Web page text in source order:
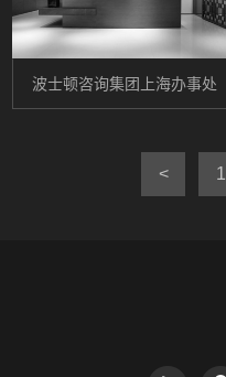
波士顿咨询集团上海办事处
< 1